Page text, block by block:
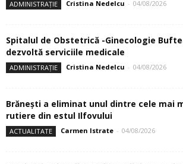
ADMINISTRAȚIE Cristina Nedelcu - 04/08/2026
Spitalul de Obstetrică -Ginecologie
dezvoltă serviciile medicale
ADMINISTRAȚIE Cristina Nedelcu - 04/08/2026
Brănești a eliminat unul dintre cele mai
rutiere din estul Ilfovului
ACTUALITATE Carmen Istrate - 04/08/2026